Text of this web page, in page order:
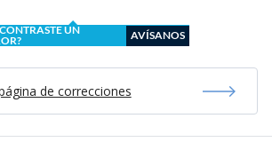
UN
AVÍSANOS
de correcciones